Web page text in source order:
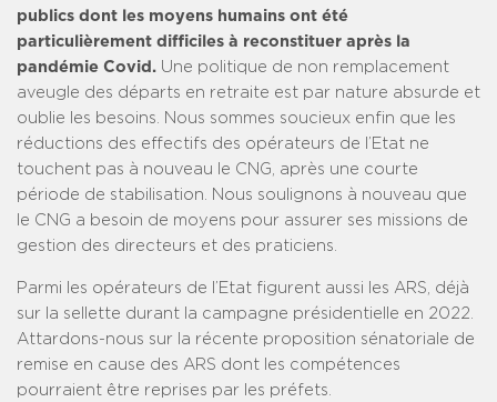
publics dont les moyens humains ont été
particulièrement difficiles à reconstituer après la
pandémie Covid. Une politique de non remplacement
aveugle des départs en retraite est par nature absurde et
oublie les besoins. Nous sommes soucieux enfin que les
réductions des effectifs des opérateurs de l’Etat ne
touchent pas à nouveau le CNG, après une courte
période de stabilisation. Nous soulignons à nouveau que
le CNG a besoin de moyens pour assurer ses missions de
gestion des directeurs et des praticiens.
Parmi les opérateurs de l’Etat figurent aussi les ARS, déjà
sur la sellette durant la campagne présidentielle en 2022.
Attardons-nous sur la récente proposition sénatoriale de
remise en cause des ARS dont les compétences
pourraient être reprises par les préfets.